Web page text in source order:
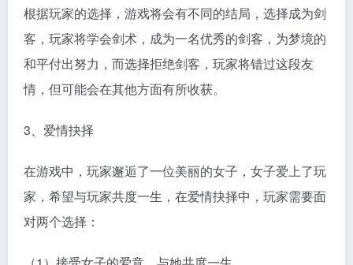
根据玩家的选择，游戏将会有不同的结局，选择成为剑
客，玩家将学会剑术，成为一名优秀的剑客，为梦境的
和平付出努力，而选择拒绝剑客，玩家将错过这段友
情，但可能会在其他方面有所收获。
3、爱情抉择
在游戏中，玩家邂逅了一位美丽的女子，女子爱上了玩
家，希望与玩家共度一生，在爱情抉择中，玩家需要面
对两个选择：